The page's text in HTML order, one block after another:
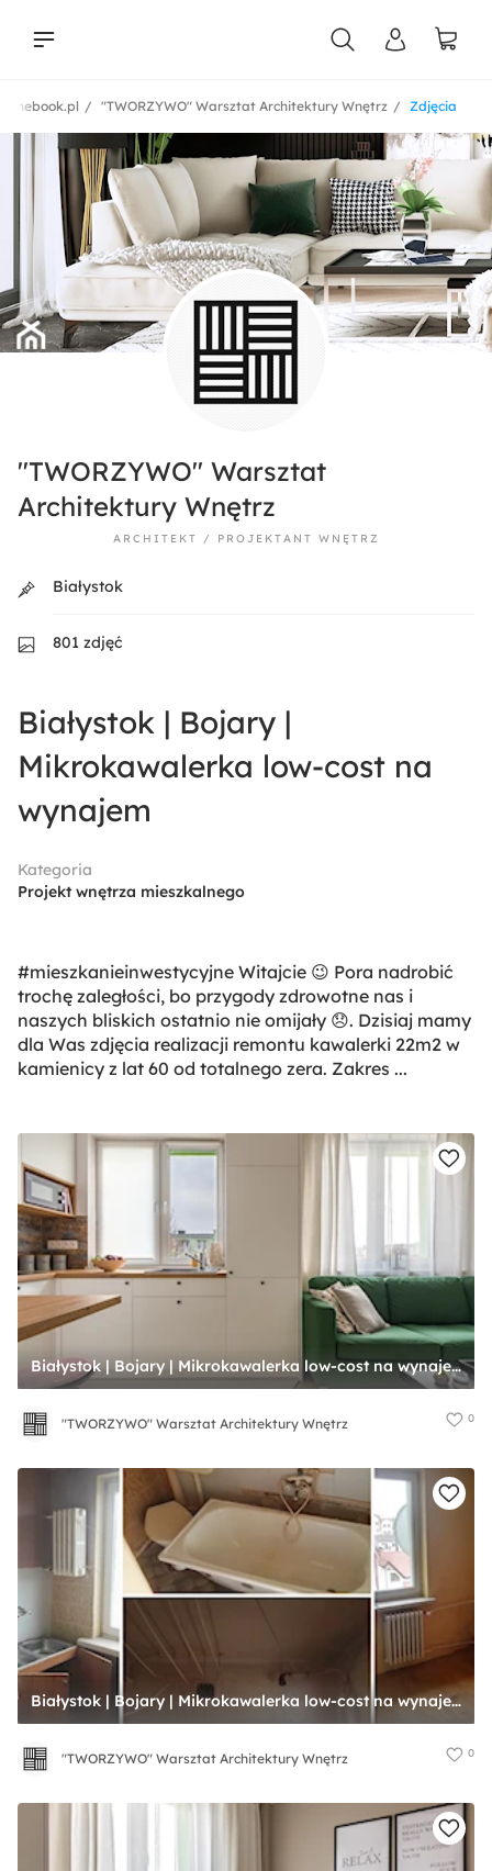
Zdjęcia
"TWORZYWO" Warsztat Architektury Wnętrz
"TWORZYWO" Warsztat
Architektury Wnętrz
ARCHITEKT / PROJEKTANT WNĘTRZ
Białystok
801 zdjęć
Białystok | Bojary |
Mikrokawalerka low-cost na
wynajem
Kategoria
Projekt wnętrza mieszkalnego
#mieszkanieinwestycyjne Witajcie 😉 Pora nadrobić
trochę zaległości, bo przygody zdrowotne nas i
naszych bliskich ostatnio nie omijały 😞. Dzisiaj mamy
dla Was zdjęcia realizacji remontu kawalerki 22m2 w
kamienicy z lat 60 od totalnego zera. Zakres ...
Białystok | Bojary | Mikrokawalerka low-cost na wynajem - Salon, styl nowoczesny - zdjęcie od "TWORZYWO" Warsztat Architektury Wnętrz
"TWORZYWO" Warsztat Architektury Wnętrz 0
Białystok | Bojary | Mikrokawalerka low-cost na wynajem - Domy, styl tradycyjny - zdjęcie od "TWORZYWO" Warsztat Architektury Wnętrz
"TWORZYWO" Warsztat Architektury Wnętrz 0